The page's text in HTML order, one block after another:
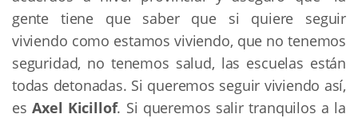
gente tiene que saber que si quiere seguir
viviendo como estamos viviendo, que no tenemos
seguridad, no tenemos salud, las escuelas están
todas detonadas. Si queremos seguir viviendo así,
esAxel Kicillof. Si queremos salir tranquilos a la